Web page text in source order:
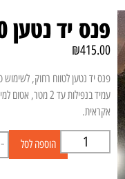
פנס יד נטען 1300 לומן MH25 V2 NITECORE
₪415.00
אקראית.
- הוספה לסל